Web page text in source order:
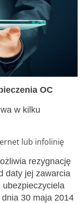
OC
w kilku
lub infolinię
rezygnację
daty jej zawarcia
30 maja 2014